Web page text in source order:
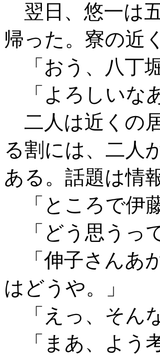
翌日、悠一は
帰った。寮の近
「おう、八丁
「よろしいな
二人は近くの
る割には、二人
ある。話題は情
「ところで伊
「どう思うって
「伸子さんあ
はどうや。」
「えっ、そん
「まあ、よう